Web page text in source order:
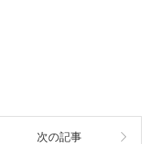
次の記事